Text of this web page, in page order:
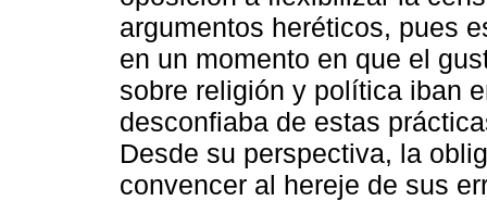
argumentos heréticos, pues
en un momento en que el
sobre religión y política iban
desconfiaba de estas
Desde su perspectiva, la
convencer al hereje de sus